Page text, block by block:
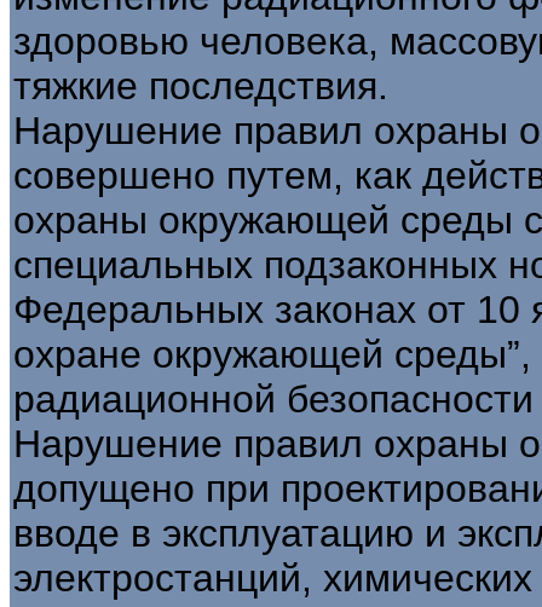
здоровью человека,
тяжкие последствия.
Нарушение правил охраны
совершено путем, как
охраны окружающей среды
специальных подзаконных
Федеральных законах от
охране окружающей среды”,
радиационной
Нарушение правил охраны
допущено при
вводе в эксплуатацию и
электростанций,